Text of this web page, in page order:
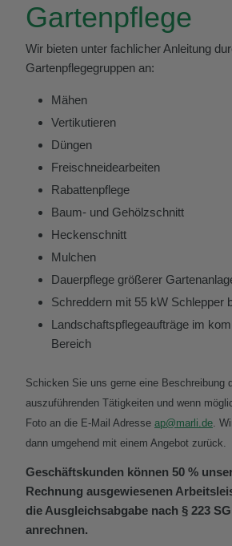
Gartenpflege
Wir bieten unter fachlicher Anleitung
Gartenpflegegruppen an:
Mähen
Vertikutieren
Düngen
Freischneidearbeiten
Rabattenpflege
Baum- und Gehölzschnitt
Heckenschnitt
Mulchen
Dauerpflege größerer
Schreddern mit 55 kW Schlepper
Landschaftspflegeaufträge im
Bereich
Schicken Sie uns gerne eine Beschreibung
auszuführenden Tätigkeiten und wenn
Foto an die E-Mail Adresse ap@marli.de.
dann umgehend mit einem Angebot zurück.
Geschäftskunden können 50 %
Rechnung ausgewiesenen
die Ausgleichsabgabe nach § 223
anrechnen.